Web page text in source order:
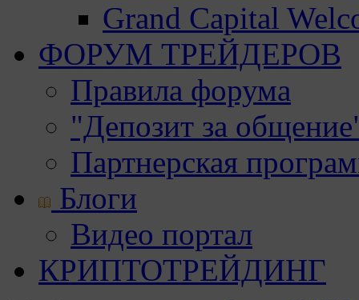
Grand Capital
ФОРУМ ТРЕЙДЕРОВ
Правила форума
"Депозит за
Партнерская
Блоги
Видео портал
КРИПТОТРЕЙДИНГ